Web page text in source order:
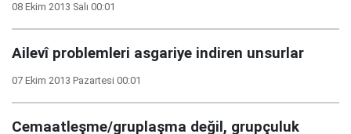
08 Ekim 2013 Salı 00:01
Ailevî problemleri asgariye indiren unsurlar
07 Ekim 2013 Pazartesi 00:01
Cemaatleşme/gruplaşma değil, grupçuluk